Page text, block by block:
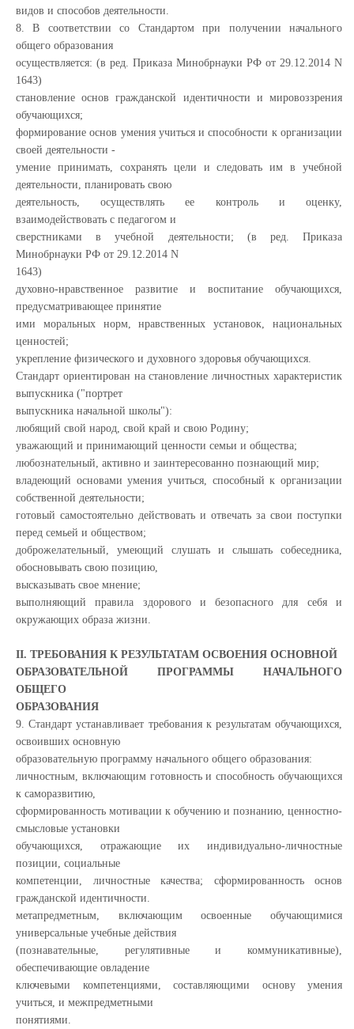
видов и способов деятельности.
8. В соответствии со Стандартом при получении начального
общего образования
осуществляется: (в ред. Приказа Минобрнауки РФ от 29.12.2014 N
1643)
становление основ гражданской идентичности и мировоззрения
обучающихся;
формирование основ умения учиться и способности к организации
своей деятельности -
умение принимать, сохранять цели и следовать им в учебной
деятельности, планировать свою
деятельность, осуществлять ее контроль и оценку,
взаимодействовать с педагогом и
сверстниками в учебной деятельности; (в ред. Приказа
Минобрнауки РФ от 29.12.2014 N
1643)
духовно-нравственное развитие и воспитание обучающихся,
предусматривающее принятие
ими моральных норм, нравственных установок, национальных
ценностей;
укрепление физического и духовного здоровья обучающихся.
Стандарт ориентирован на становление личностных характеристик
выпускника ("портрет
выпускника начальной школы"):
любящий свой народ, свой край и свою Родину;
уважающий и принимающий ценности семьи и общества;
любознательный, активно и заинтересованно познающий мир;
владеющий основами умения учиться, способный к организации
собственной деятельности;
готовый самостоятельно действовать и отвечать за свои поступки
перед семьей и обществом;
доброжелательный, умеющий слушать и слышать собеседника,
обосновывать свою позицию,
высказывать свое мнение;
выполняющий правила здорового и безопасного для себя и
окружающих образа жизни.
II. ТРЕБОВАНИЯ К РЕЗУЛЬТАТАМ ОСВОЕНИЯ ОСНОВНОЙ
ОБРАЗОВАТЕЛЬНОЙ ПРОГРАММЫ НАЧАЛЬНОГО
ОБЩЕГО
ОБРАЗОВАНИЯ
9. Стандарт устанавливает требования к результатам обучающихся,
освоивших основную
образовательную программу начального общего образования:
личностным, включающим готовность и способность обучающихся
к саморазвитию,
сформированность мотивации к обучению и познанию, ценностно-
смысловые установки
обучающихся, отражающие их индивидуально-личностные
позиции, социальные
компетенции, личностные качества; сформированность основ
гражданской идентичности.
метапредметным, включающим освоенные обучающимися
универсальные учебные действия
(познавательные, регулятивные и коммуникативные),
обеспечивающие овладение
ключевыми компетенциями, составляющими основу умения
учиться, и межпредметными
понятиями.